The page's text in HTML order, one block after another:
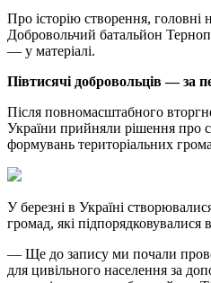
Про історію створення,
Добровольчий батальйон
— у матеріалі.
Півтисячі добровольців — за
Після повномасштабного
України прийняли рішення про
формувань територіальних
У березні в Україні
громад, які підпорядковувалися
— Ще до запису ми почали
для цивільного населення за